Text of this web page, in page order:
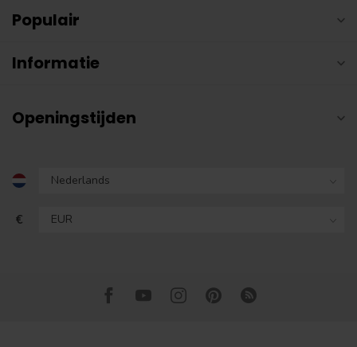
Populair
Informatie
Openingstijden
€